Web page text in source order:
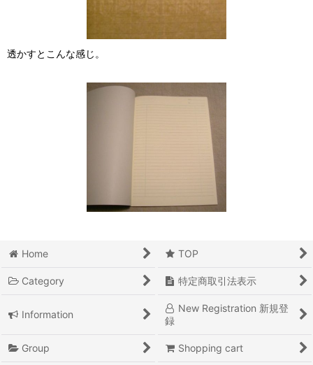
透かすとこんな感じ。
Home TOP
Category 特定商取引法表示
Information
New Registration 新規登
録
Group Shopping cart